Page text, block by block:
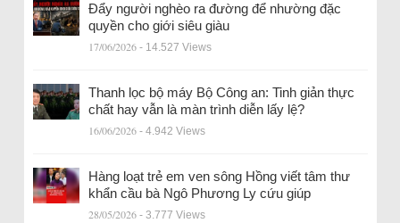
Đẩy người nghèo ra đường để nhường đặc
quyền cho giới siêu giàu
17/06/2026 - 14.527 Views
Thanh lọc bộ máy Bộ Công an: Tinh giản thực
chất hay vẫn là màn trình diễn lấy lệ?
16/06/2026 - 4.942 Views
Hàng loạt trẻ em ven sông Hồng viết tâm thư
khẩn cầu bà Ngô Phương Ly cứu giúp
28/05/2026 - 3.777 Views